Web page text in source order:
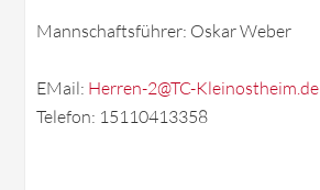
Mannschaftsführer: Oskar Weber
EMail: Herren-2@TC-Kleinostheim.de
Telefon: 15110413358